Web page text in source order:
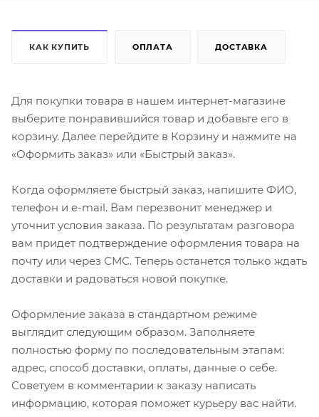
КАК КУПИТЬ ОПЛАТА ДОСТАВКА
Для покупки товара в нашем интернет-магазине
выберите понравившийся товар и добавьте его в
корзину. Далее перейдите в Корзину и нажмите на
«Оформить заказ» или «Быстрый заказ».
Когда оформляете быстрый заказ, напишите ФИО,
телефон и e-mail. Вам перезвонит менеджер и
уточнит условия заказа. По результатам разговора
вам придет подтверждение оформления товара на
почту или через СМС. Теперь останется только ждать
доставки и радоваться новой покупке.
Оформление заказа в стандартном режиме
выглядит следующим образом. Заполняете
полностью форму по последовательным этапам:
адрес, способ доставки, оплаты, данные о себе.
Советуем в комментарии к заказу написать
информацию, которая поможет курьеру вас найти.